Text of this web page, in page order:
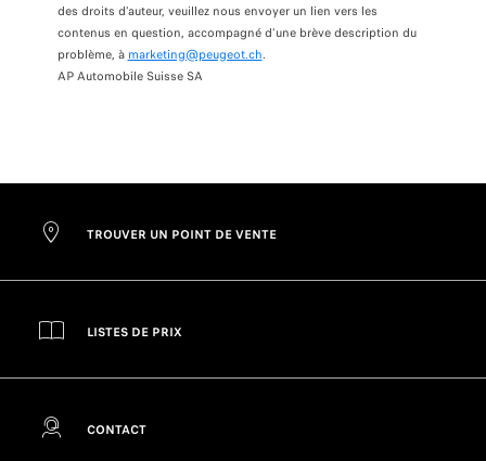
des droits d’auteur, veuillez nous envoyer un lien vers les
contenus en question, accompagné d’une brève description du
problème, à marketing@peugeot.ch.
AP Automobile Suisse SA
TROUVER UN POINT DE VENTE
LISTES DE PRIX
CONTACT